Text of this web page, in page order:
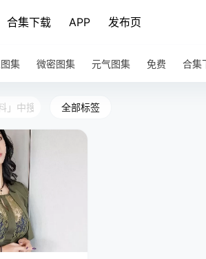
合集下载 APP 发布页
集 微密图集 元气图集 免费 合集
全部标签